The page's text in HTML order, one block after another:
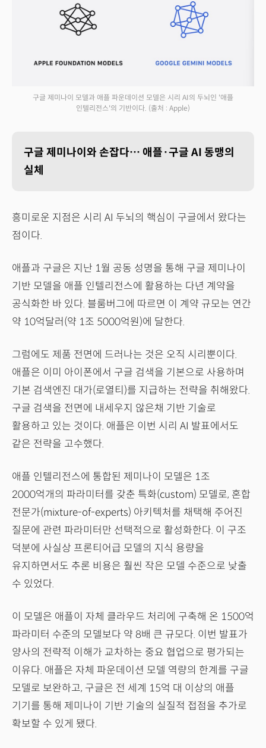
구글 제미나이 모델과 애플 파운데이션 모델은 시리 AI의 두뇌인 '애플
인텔리전스'의 기반이다. (출처 : Apple)
구글 제미나이와 손잡다… 애플·구글 AI 동맹의
실체
흥미로운 지점은 시리 AI 두뇌의 핵심이 구글에서 왔다는
점이다.
애플과 구글은 지난 1월 공동 성명을 통해 구글 제미나이
기반 모델을 애플 인텔리전스에 활용하는 다년 계약을
공식화한 바 있다. 블룸버그에 따르면 이 계약 규모는 연간
약 10억달러(약 1조 5000억원)에 달한다.
그럼에도 제품 전면에 드러나는 것은 오직 시리뿐이다.
애플은 이미 아이폰에서 구글 검색을 기본으로 사용하며
기본 검색엔진 대가(로열티)를 지급하는 전략을 취해왔다.
구글 검색을 전면에 내세우지 않은채 기반 기술로
활용하고 있는 것이다. 애플은 이번 시리 AI 발표에서도
같은 전략을 고수했다.
애플 인텔리전스에 통합된 제미나이 모델은 1조
2000억개의 파라미터를 갖춘 특화(custom) 모델로, 혼합
전문가(mixture-of-experts) 아키텍처를 채택해 주어진
질문에 관련 파라미터만 선택적으로 활성화한다. 이 구조
덕분에 사실상 프론티어급 모델의 지식 용량을
유지하면서도 추론 비용은 훨씬 작은 모델 수준으로 낮출
수 있었다.
이 모델은 애플이 자체 클라우드 처리에 구축해 온 1500억
파라미터 수준의 모델보다 약 8배 큰 규모다. 이번 발표가
양사의 전략적 이해가 교차하는 중요 협업으로 평가되는
이유다. 애플은 자체 파운데이션 모델 역량의 한계를 구글
모델로 보완하고, 구글은 전 세계 15억 대 이상의 애플
기기를 통해 제미나이 기반 기술의 실질적 접점을 추가로
확보할 수 있게 됐다.